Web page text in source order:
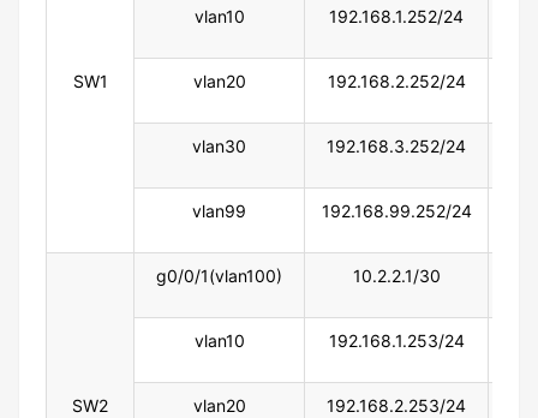
SW1
vlan10 192.168.1.252/24
vlan20 192.168.2.252/24
vlan30 192.168.3.252/24
vlan99 192.168.99.252/24
SW2
g0/0/1(vlan100) 10.2.2.1/30
vlan10 192.168.1.253/24
vlan20 192.168.2.253/24